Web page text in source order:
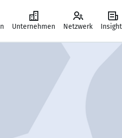
Unternehmen Netzwerk